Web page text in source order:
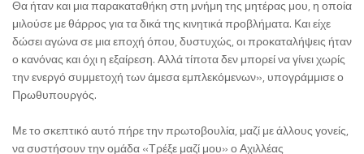
Θα ήταν και μια παρακαταθήκη στη μνήμη της μητέρας μου, η οποία
μιλούσε με θάρρος για τα δικά της κινητικά προβλήματα. Και είχε
δώσει αγώνα σε μια εποχή όπου, δυστυχώς, οι προκαταλήψεις ήταν
ο κανόνας και όχι η εξαίρεση. Αλλά τίποτα δεν μπορεί να γίνει χωρίς
την ενεργό συμμετοχή των άμεσα εμπλεκόμενων», υπογράμμισε ο
Πρωθυπουργός.
Με το σκεπτικό αυτό πήρε την πρωτοβουλία, μαζί με άλλους γονείς,
να συστήσουν την ομάδα «Τρέξε μαζί μου» ο Αχιλλέας